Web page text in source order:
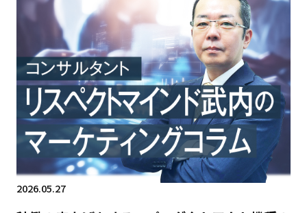
2026.05.27